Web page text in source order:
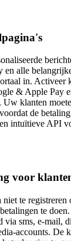
alle
in. Activeer
& Apple Pay
Uw klanten
de
intuïtieve API
voor
te registreren
te
via sms, e-mail,
accounts. De